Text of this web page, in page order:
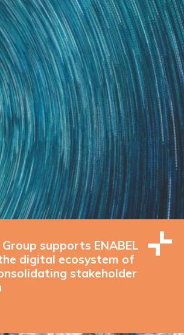
supports ENABEL
digital ecosystem of
stakeholder